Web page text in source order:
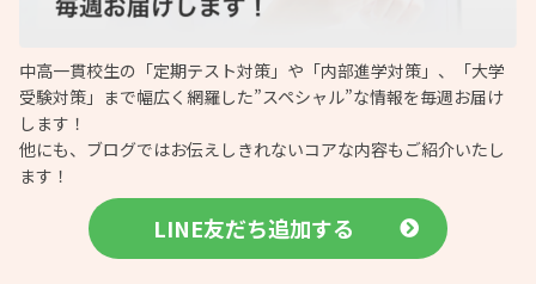
中高一貫校生の「定期テスト対策」や「内部進学対策」、「大学
受験対策」まで幅広く網羅した”スペシャル”な情報を毎週お届け
します！
他にも、ブログではお伝えしきれないコアな内容もご紹介いたし
ます！
LINE友だち追加する